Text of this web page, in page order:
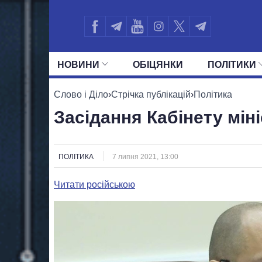
НОВИНИ ОБIЦЯНКИ ПОЛIТИКИ
УСІ ПОЛІТИКИ ПРЕЗИДЕНТ І ОФІС
Слово і Діло›Стрічка публікацій›Політика
Засідання Кабінету
ПОЛІТИКА 7 липня 2021, 13:00
Читати російською